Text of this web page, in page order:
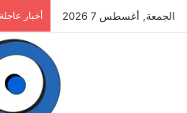
الجمعة, أغسطس 7 2026 أخبار عاجلة